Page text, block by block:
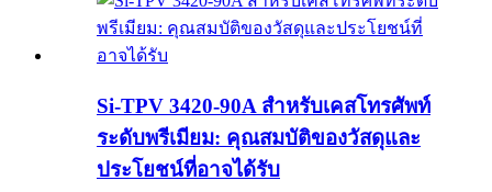
Si-TPV 3420-90A สำหรับเคสโทรศัพท์
ระดับพรีเมียม: คุณสมบัติของวัสดุและ
ประโยชน์ที่อาจได้รับ